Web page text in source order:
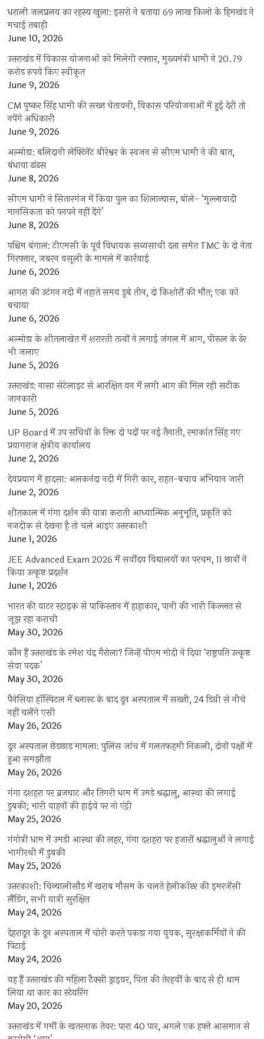
धराली जलप्रलय का रहस्य खुला: इसरो ने बताया 69 लाख किलो के हिमखंड ने
मचाई तबाही
June 10, 2026
उत्तराखंड में विकास योजनाओं को मिलेगी रफ्तार, मुख्यमंत्री धामी ने 20.79
करोड़ रुपये किए स्वीकृत
June 9, 2026
CM पुष्कर सिंह धामी की सख्त चेतावनी, विकास परियोजनाओं में हुई देरी तो
नपेंगे अधिकारी
June 9, 2026
अल्मोड़ा: बलिदानी लेफ्टिनेंट बीरेश्वर के स्वजन से सीएम धामी ने की बात,
बंधाया ढांढस
June 8, 2026
सीएम धामी ने सितारगंज में किया पुल का शिलान्यास, बोले- ‘मुल्लावादी
मानसिकता को पनपने नहीं देंगे’
June 8, 2026
पश्चिम बंगाल: टीएमसी के पूर्व विधायक सब्यसाची दत्ता समेत TMC के दो नेता
गिरफ्तार, जबरन वसूली के मामले में कार्रवाई
June 6, 2026
आगरा की उटंगन नदी में नहाते समय डूबे तीन, दो किशोरों की मौत; एक को
बचाया
June 6, 2026
अल्मोड़ा के शीतलाखेत में शरारती तत्वों ने लगाई जंगल में आग, पीरूल के ढेर
भी जलाए
June 5, 2026
उत्तराखंड: नासा सेटेलाइट से आरक्षित वन में लगी आग की मिल रही सटीक
जानकारी
June 5, 2026
UP Board में उप सचिवों के रिक्त दो पदों पर नई तैनाती, रमाकांत सिंह गए
प्रयागराज क्षेत्रीय कार्यालय
June 2, 2026
देवप्रयाग में हादसा: अलकनंदा नदी में गिरी कार, राहत-बचाव अभियान जारी
June 2, 2026
शीतकाल में गंगा दर्शन की यात्रा कराती आध्यात्मिक अनुभूति, प्रकृति को
नजदीक से देखना है तो चले आइए उत्तरकाशी
June 1, 2026
JEE Advanced Exam 2026 में सर्वोदय विद्यालयों का परचम, 11 छात्रों ने
किया उत्कृष्ट प्रदर्शन
June 1, 2026
भारत की वाटर स्ट्राइक से पाकिस्तान में हाहाकार, पानी की भारी किल्लत से
जूझ रहा कराची
May 30, 2026
कौन हैं उत्तराखंड के रमेश चंद्र गैरोला? जिन्हें पीएम मोदी ने दिया ‘राष्ट्रपति उत्कृष्ट
सेवा पदक’
May 30, 2026
पैनेसिया हॉस्पिटल में ब्लास्ट के बाद दून अस्पताल में सख्ती, 24 डिग्री से नीचे
नहीं चलेंगे एसी
May 26, 2026
दून अस्पताल छेड़छाड़ मामला: पुलिस जांच में गलतफहमी निकली, दोनों पक्षों में
हुआ समझौता
May 26, 2026
गंगा दशहरा पर ब्रजघाट और तिगरी धाम में उमड़े श्रद्धालु, आस्था की लगाई
डुबकी; भारी वाहनों की हाईवे पर नो एंट्री
May 25, 2026
गंगोत्री धाम में उमड़ी आस्था की लहर, गंगा दशहरा पर हजारों श्रद्धालुओं ने लगाई
भागीरथी में डुबकी
May 25, 2026
उत्तरकाशी: चिन्यालीसौड़ में खराब मौसम के चलते हेलीकॉप्टर की इमरजेंसी
लैंडिंग, सभी यात्री सुरक्षित
May 24, 2026
देहरादून के दून अस्पताल में चोरी करते पकड़ा गया युवक, सुरक्षाकर्मियों ने की
पिटाई
May 24, 2026
यह हैं उत्तराखंड की महिला टैक्सी ड्राइवर, पिता की तेरहवीं के बाद से ही थाम
लिया था कार का स्टेयरिंग
May 20, 2026
उत्तराखंड में गर्मी के खतरनाक तेवर: पारा 40 पार, अगले एक हफ्ते आसमान से